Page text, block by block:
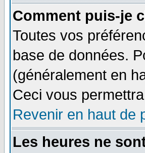
Comment puis-je
Toutes vos
base de données.
(généralement en
Ceci vous
Revenir en haut de
Les heures ne